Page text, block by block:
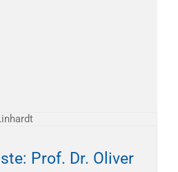
Prof. Dr. Oliver